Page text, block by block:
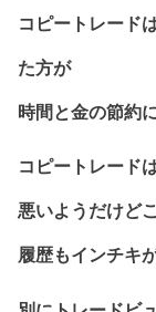
コピートレード
た方が
時間と金の節約
コピートレード
悪いようだけど
履歴もインチキ